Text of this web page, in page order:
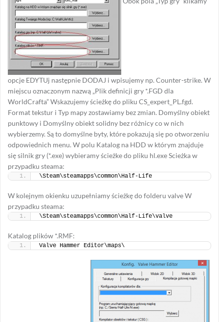
opcje EDYTUj następnie DODAJ i wpisujemy np. Counter-strike. W
miejscu oznaczonym nazwą „Plik definicji gry *.FGD dla
WorldCrafta” Wskazujemy ścieżkę do pliku CS_expert_PL.fgd.
Format tekstur i Typ mapy zostawiamy bez zmian. Domyślny obiekt
punktowy i Domyślny obiekt solidny bez różnicy co w nich
wybierzemy. Są to domyślne byty, które pokazują się po otworzeniu
odpowiednich menu. W polu Katalog na HDD w którym znajduje
się silnik gry (*.exe) wybieramy ścieżke do pliku hl.exe Scieżka w
przypadku steama:
\Steam\steamapps\common\Half-Life
W kolejnym okienku uzupełniamy ścieżkę do folderu valve W
przypadku steama:
\Steam\steamapps\common\Half-Life\valve
Katalog plików *.RMF:
Valve Hammer Editor\maps\